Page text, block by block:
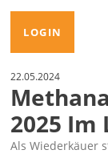
LOGIN
22.05.2024
2025 Im
Als Wiederkäuer